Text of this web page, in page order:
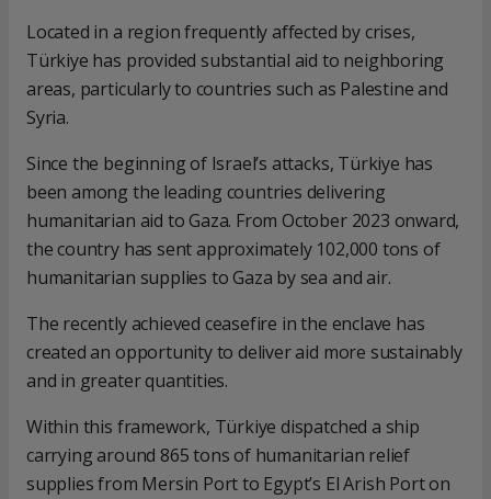
Located in a region frequently affected by crises,
Türkiye has provided substantial aid to neighboring
areas, particularly to countries such as Palestine and
Syria.
Since the beginning of Israel’s attacks, Türkiye has
been among the leading countries delivering
humanitarian aid to Gaza. From October 2023 onward,
the country has sent approximately 102,000 tons of
humanitarian supplies to Gaza by sea and air.
The recently achieved ceasefire in the enclave has
created an opportunity to deliver aid more sustainably
and in greater quantities.
Within this framework, Türkiye dispatched a ship
carrying around 865 tons of humanitarian relief
supplies from Mersin Port to Egypt’s El Arish Port on